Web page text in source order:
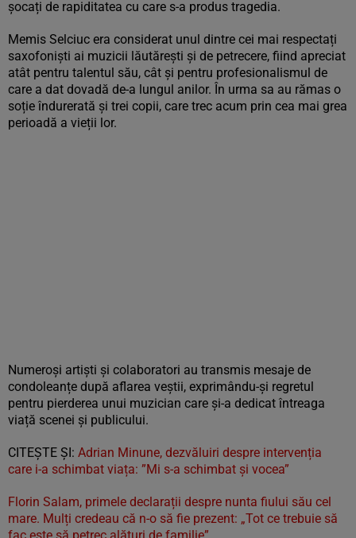
șocați de rapiditatea cu care s-a produs tragedia.
Memis Selciuc era considerat unul dintre cei mai respectați
saxofoniști ai muzicii lăutărești și de petrecere, fiind apreciat
atât pentru talentul său, cât și pentru profesionalismul de
care a dat dovadă de-a lungul anilor. În urma sa au rămas o
soție îndurerată și trei copii, care trec acum prin cea mai grea
perioadă a vieții lor.
Numeroși artiști și colaboratori au transmis mesaje de
condoleanțe după aflarea veștii, exprimându-și regretul
pentru pierderea unui muzician care și-a dedicat întreaga
viață scenei și publicului.
CITEȘTE ȘI: Adrian Minune, dezvăluiri despre intervenția
care i-a schimbat viața: ”Mi s-a schimbat și vocea”
Florin Salam, primele declarații despre nunta fiului său cel
mare. Mulți credeau că n-o să fie prezent: „Tot ce trebuie să
fac este să petrec alături de familie”